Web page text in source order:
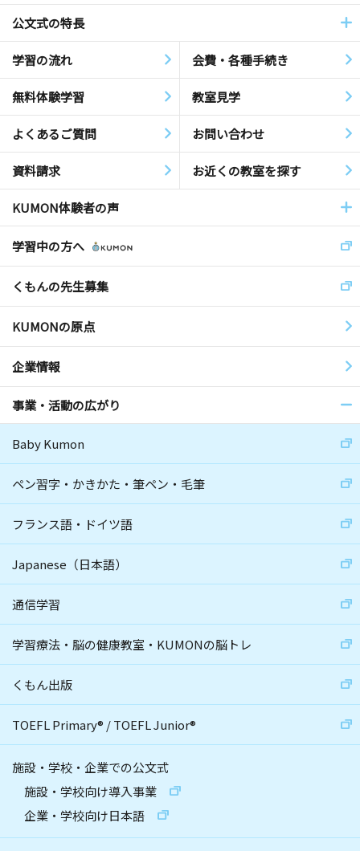
公文式の特長
学習の流れ 会費・各種手続き
無料体験学習 教室見学
よくあるご質問 お問い合わせ
資料請求 お近くの教室を探す
KUMON体験者の声
学習中の方へ
くもんの先生募集
KUMONの原点
企業情報
事業・活動の広がり
Baby Kumon
ペン習字・かきかた・筆ペン・毛筆
フランス語・ドイツ語
Japanese（日本語）
通信学習
学習療法・脳の健康教室・KUMONの脳トレ
くもん出版
TOEFL Primary® /TOEFL Junior®
施設・学校・企業での公文式
施設・学校向け導入事業
企業・学校向け日本語